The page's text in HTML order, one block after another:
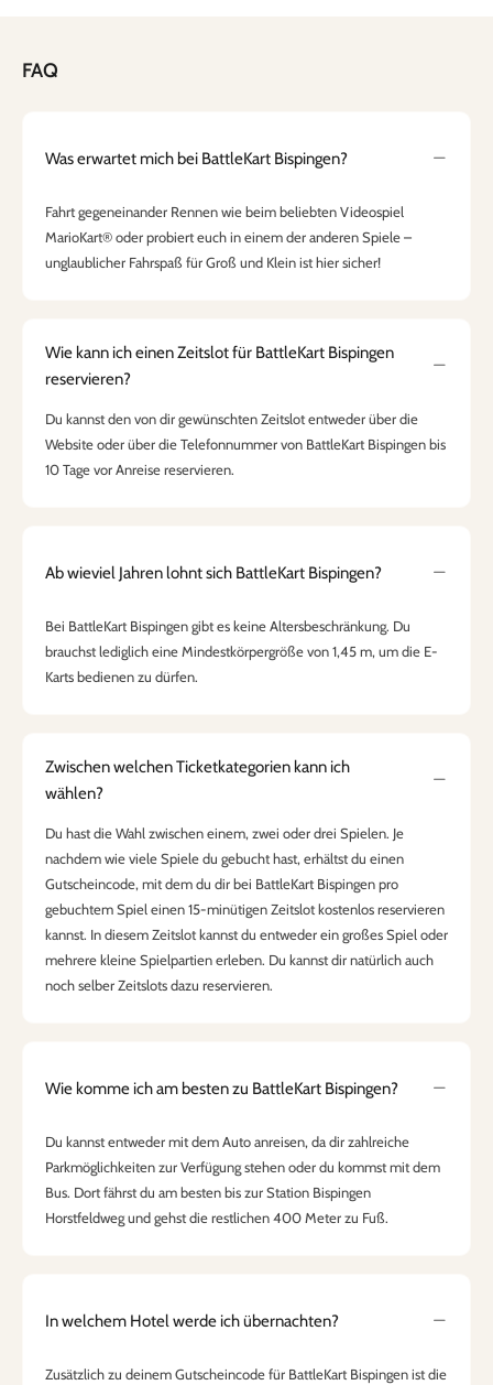
FAQ
Was erwartet mich bei BattleKart Bispingen?
Fahrt gegeneinander Rennen wie beim beliebten Videospiel
MarioKart® oder probiert euch in einem der anderen Spiele –
unglaublicher Fahrspaß für Groß und Klein ist hier sicher!
Wie kann ich einen Zeitslot für BattleKart Bispingen
reservieren?
Du kannst den von dir gewünschten Zeitslot entweder über die
Website oder über die Telefonnummer von BattleKart Bispingen bis
10 Tage vor Anreise reservieren.
Ab wieviel Jahren lohnt sich BattleKart Bispingen?
Bei BattleKart Bispingen gibt es keine Altersbeschränkung. Du
brauchst lediglich eine Mindestkörpergröße von 1,45 m, um die E-
Karts bedienen zu dürfen.
Zwischen welchen Ticketkategorien kann ich
wählen?
Du hast die Wahl zwischen einem, zwei oder drei Spielen. Je
nachdem wie viele Spiele du gebucht hast, erhältst du einen
Gutscheincode, mit dem du dir bei BattleKart Bispingen pro
gebuchtem Spiel einen 15-minütigen Zeitslot kostenlos reservieren
kannst. In diesem Zeitslot kannst du entweder ein großes Spiel oder
mehrere kleine Spielpartien erleben. Du kannst dir natürlich auch
noch selber Zeitslots dazu reservieren.
Wie komme ich am besten zu BattleKart Bispingen?
Du kannst entweder mit dem Auto anreisen, da dir zahlreiche
Parkmöglichkeiten zur Verfügung stehen oder du kommst mit dem
Bus. Dort fährst du am besten bis zur Station Bispingen
Horstfeldweg und gehst die restlichen 400 Meter zu Fuß.
In welchem Hotel werde ich übernachten?
Zusätzlich zu deinem Gutscheincode für BattleKart Bispingen ist die